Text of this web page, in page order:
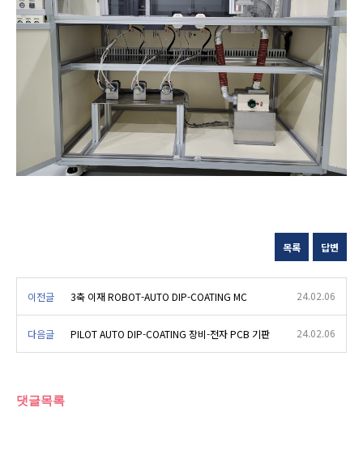
목록 답변
이전글 3축 이재 ROBOT-AUTO DIP-COATING MC 24.02.06
다음글 PILOT AUTO DIP-COATING 장비-전자 PCB 기판 24.02.06
댓글목록